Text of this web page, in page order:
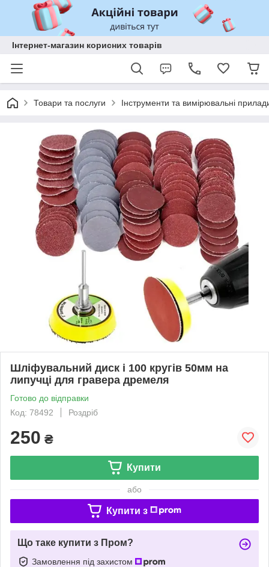
Інтернет-магазин корисних товарів
Товари та послуги Інструменти та вимірювальні
Шліфувальний диск і 100 кругів 50мм на
липучці для гравера дремеля
Готово до відправки
Код: 78492
Роздріб
250 ₴
Купити
або
Купити з
Що таке купити з Пром?
Замовлення під захистом